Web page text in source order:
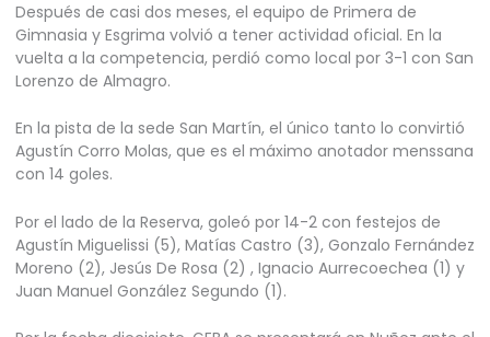
Después de casi dos meses, el equipo de Primera de
Gimnasia y Esgrima volvió a tener actividad oficial. En la
vuelta a la competencia, perdió como local por 3-1 con San
Lorenzo de Almagro.
En la pista de la sede San Martín, el único tanto lo convirtió
Agustín Corro Molas, que es el máximo anotador menssana
con 14 goles.
Por el lado de la Reserva, goleó por 14-2 con festejos de
Agustín Miguelissi (5), Matías Castro (3), Gonzalo Fernández
Moreno (2), Jesús De Rosa (2) , Ignacio Aurrecoechea (1) y
Juan Manuel González Segundo (1).